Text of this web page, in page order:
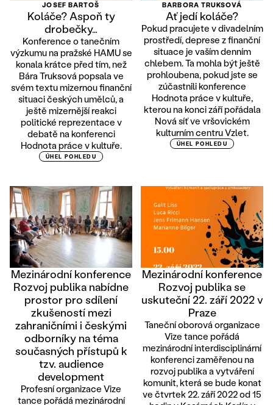
JOSEF BARTOŠ
Koláče? Aspoň ty
drobečky…
Konference o tanečním
výzkumu na pražské HAMU se
konala krátce před tím, než
Bára Truksová popsala ve
svém textu mizernou finanční
situaci českých umělců, a
ještě mizernější reakci
politické reprezentace v
debatě na konferenci
Hodnota práce v kultuře.
ÚHEL POHLEDU
BARBORA TRUKSOVÁ
Ať jedí koláče?
Pokud pracujete v divadelním
prostředí, deprese z finanční
situace je vaším denním
chlebem. Ta mohla být ještě
prohloubena, pokud jste se
zúčastnili konference
Hodnota práce v kultuře,
kterou na konci září pořádala
Nová síť ve vršovickém
kulturním centru Vzlet.
ÚHEL POHLEDU
Mezinárodní konference
Rozvoj publika nabídne
prostor pro sdílení
zkušeností mezi
zahraničními i českými
odborníky na téma
současných přístupů k
tzv. audience
development
Profesní organizace Vize
tance pořádá mezinárodní
Mezinárodní konference
Rozvoj publika se
uskuteční 22. září 2022 v
Praze
Taneční oborová organizace
Vize tance pořádá
mezinárodní interdisciplinární
konferenci zaměřenou na
rozvoj publika a vytváření
komunit, která se bude konat
ve čtvrtek 22. září 2022 od 15